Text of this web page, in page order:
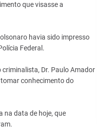
que visasse a
havia sido impresso
Federal.
Dr. Paulo Amador
conhecimento do
na data de hoje, que